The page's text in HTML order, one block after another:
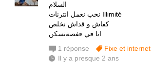
السلام
نحب نعمل انترنات Illimité
كفاش و قداش نخلص
انا في قفصةنسكن
1 réponse Fixe et internet
Il y a presque 2 ans